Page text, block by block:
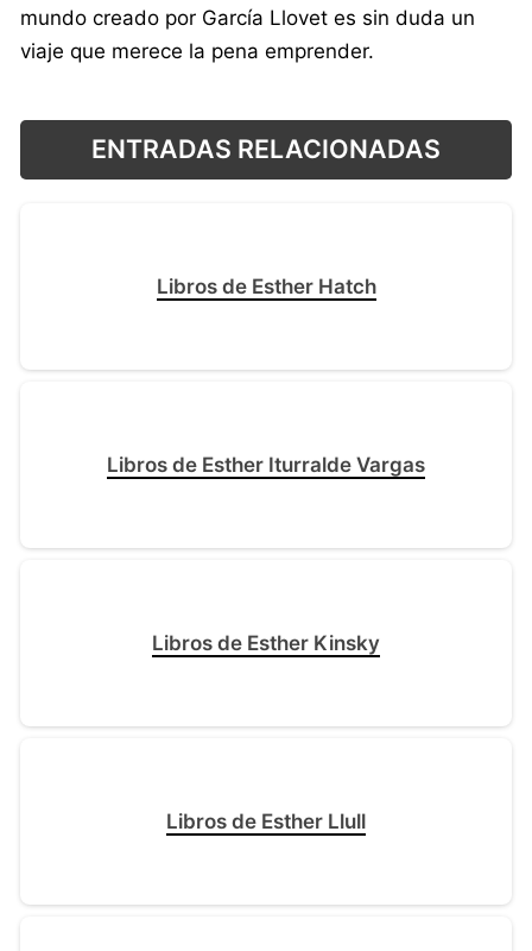
mundo creado por García Llovet es sin duda un
viaje que merece la pena emprender.
ENTRADAS RELACIONADAS
Libros de Esther Hatch
Libros de Esther Iturralde Vargas
Libros de Esther Kinsky
Libros de Esther Llull